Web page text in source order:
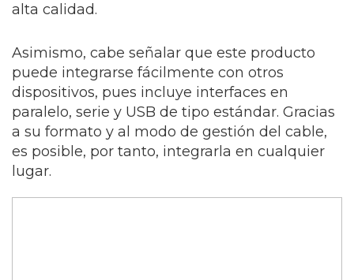
alta calidad.
Asimismo, cabe señalar que este producto
puede integrarse fácilmente con otros
dispositivos, pues incluye interfaces en
paralelo, serie y USB de tipo estándar. Gracias
a su formato y al modo de gestión del cable,
es posible, por tanto, integrarla en cualquier
lugar.